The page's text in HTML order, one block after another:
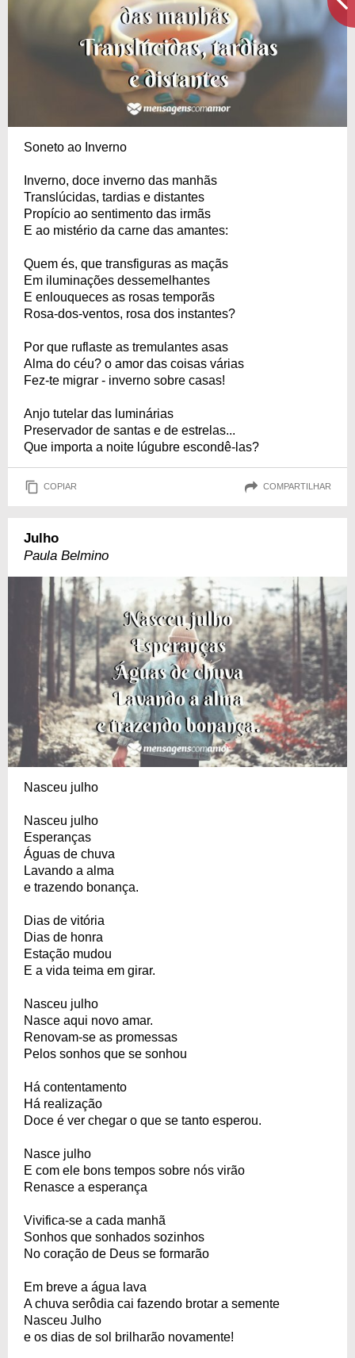
Soneto ao Inverno
Inverno, doce inverno das manhãs
Translúcidas, tardias e distantes
Propício ao sentimento das irmãs
E ao mistério da carne das amantes:
Quem és, que transfiguras as maçãs
Em iluminações dessemelhantes
E enlouqueces as rosas temporãs
Rosa-dos-ventos, rosa dos instantes?
Por que ruflaste as tremulantes asas
Alma do céu? o amor das coisas várias
Fez-te migrar - inverno sobre casas!
Anjo tutelar das luminárias
Preservador de santas e de estrelas...
Que importa a noite lúgubre escondê-las?
COPIAR COMPARTILHAR
Julho
Paula Belmino
Nasceu julho
Nasceu julho
Esperanças
Águas de chuva
Lavando a alma
e trazendo bonança.
Dias de vitória
Dias de honra
Estação mudou
E a vida teima em girar.
Nasceu julho
Nasce aqui novo amar.
Renovam-se as promessas
Pelos sonhos que se sonhou
Há contentamento
Há realização
Doce é ver chegar o que se tanto esperou.
Nasce julho
E com ele bons tempos sobre nós virão
Renasce a esperança
Vivifica-se a cada manhã
Sonhos que sonhados sozinhos
No coração de Deus se formarão
Em breve a água lava
A chuva serôdia cai fazendo brotar a semente
Nasceu Julho
e os dias de sol brilharão novamente!